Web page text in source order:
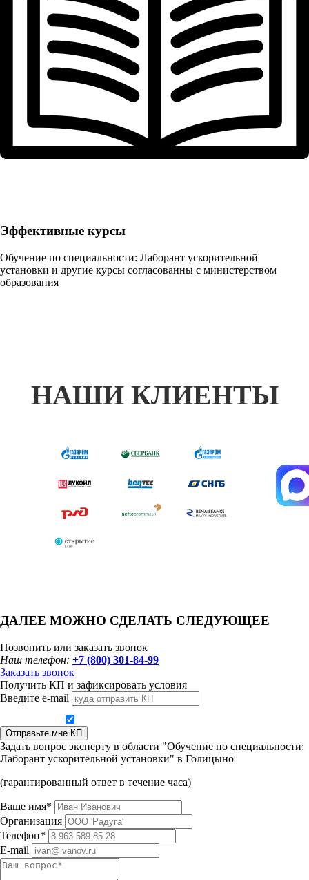
Эффективные курсы
Обучение по специальности: Лаборант ускорительной
установки и другие курсы согласованны с министерством
образования
НАШИ КЛИЕНТЫ
ДАЛЕЕ МОЖНО СДЕЛАТЬ СЛЕДУЮЩЕЕ
Позвонить или заказать звонок
Наш телефон: +7 (800) 301-84-99
Заказать звонок
Получить КП и зафиксировать условия
Введите e-mail
Отправьте мне КП
Задать вопрос эксперту в области "Обучение по специальности:
Лаборант ускорительной установки" в Голицыно
(гарантированный ответ в течение часа)
Ваше имя*
Организация
Телефон*
E-mail